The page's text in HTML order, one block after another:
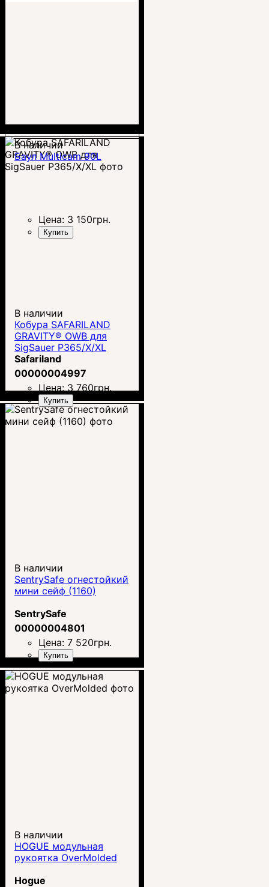
В наличии
Баул Multicam 90L
Цена: 3 150грн.
Купить
В наличии
Кобура SAFARILAND
GRAVITY® OWB для
SigSauer P365/X/XL
Safariland
00000004997
Цена: 3 760грн.
Купить
В наличии
SentrySafe огнестойкий
мини сейф (1160)
SentrySafe
00000004801
Цена: 7 520грн.
Купить
В наличии
HOGUE модульная
рукоятка OverMolded
Hogue